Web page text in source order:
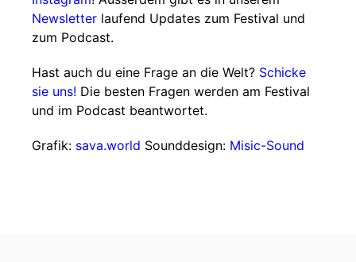
Newsletter laufend Updates zum Festival und
zum Podcast.
Hast auch du eine Frage an die Welt? Schicke
sie uns! Die besten Fragen werden am Festival
und im Podcast beantwortet.
Grafik: sava.world Sounddesign: Misic-Sound